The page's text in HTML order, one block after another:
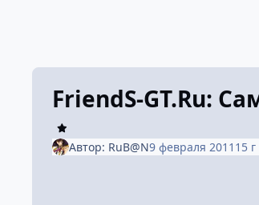
FriendS-GT.Ru:
Автор: RuB@N9 февраля 2011 15 г